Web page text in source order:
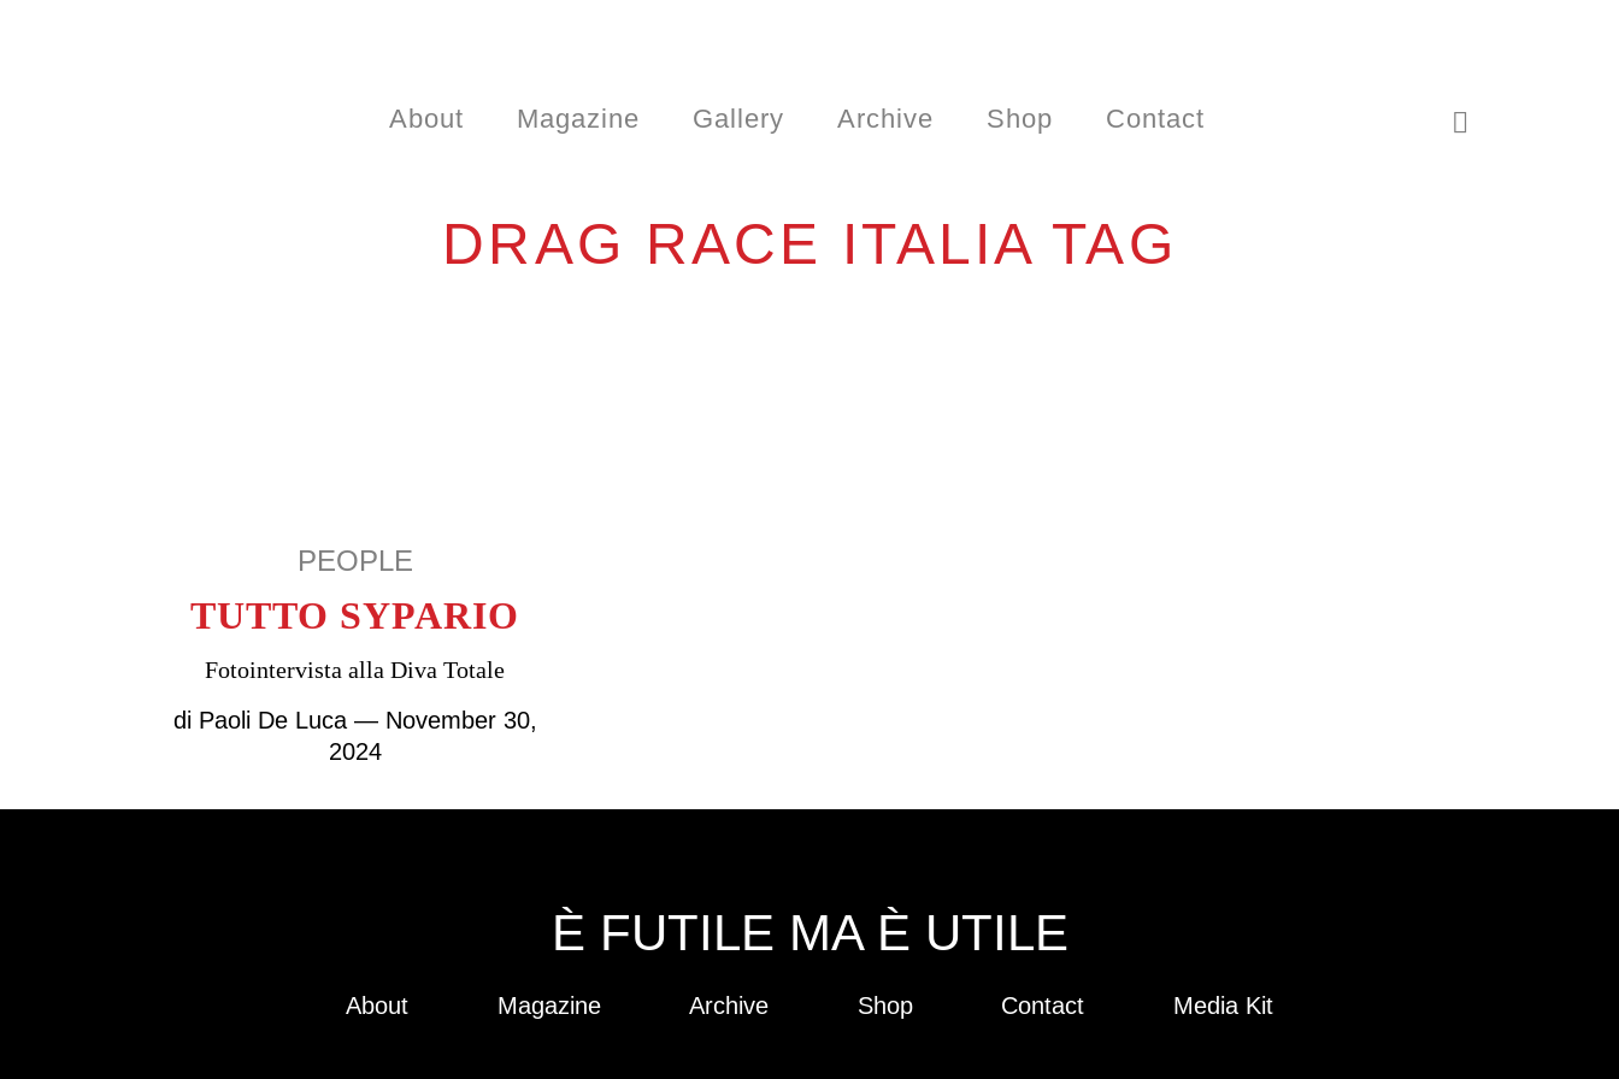
About Magazine Gallery Archive Shop Contact
DRAG RACE ITALIA TAG
PEOPLE
TUTTO SYPARIO
Fotointervista alla Diva Totale
di Paoli De Luca— November 30,
2024
È FUTILE MA È UTILE
About Magazine Archive Shop Contact Media Kit